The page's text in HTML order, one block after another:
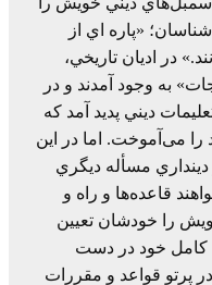
«پاره اي از
در اديان تاريخي،
به وجود آمدند و در
ديني پديد آمد که
را می‌آموخت. اما در اين
مسأله ديگري
قاعده‌ها و راه و
را خودشان تعيين
کامل خود در دست
پرتو قواعد و مقررات